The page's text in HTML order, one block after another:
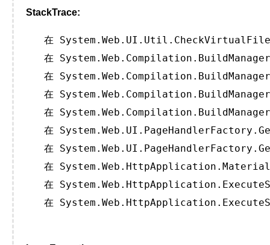
StackTrace:
在
在
在
在
在
在
在
在
在
在